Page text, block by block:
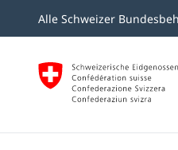
Alle Schweizer